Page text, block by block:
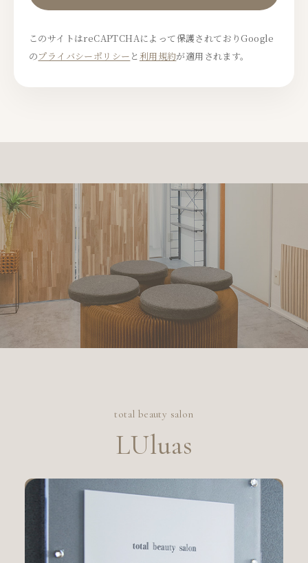
このサイトはreCAPTCHAによって保護されておりGoogle
のプライバシーポリシー と利用規約が適用されます。
a
t
v
:
total beauty salon
LUluas